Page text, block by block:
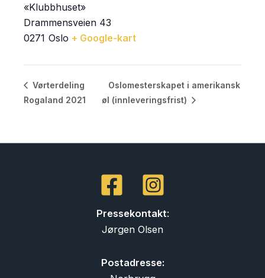
«Klubbhuset»
Drammensveien 43
Oslo
0271 + Google-kart
Vørterdeling
Rogaland 2021
Oslomesterskapet i amerikansk
øl (innleveringsfrist)
Pressekontakt:
Jørgen Olsen
Postadresse: